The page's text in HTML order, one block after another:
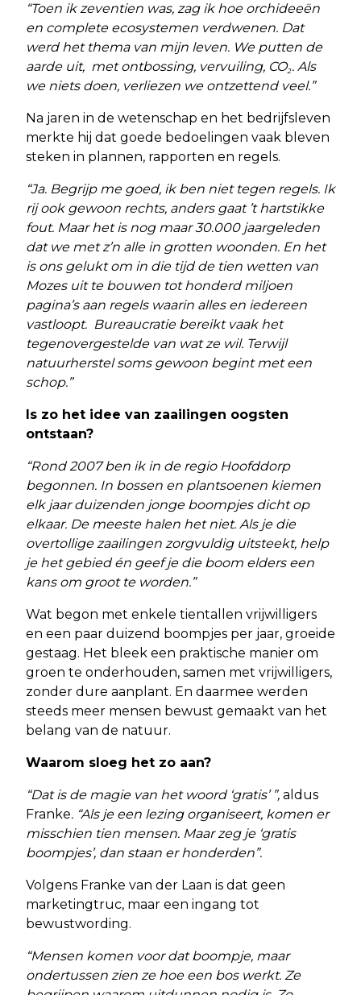
“Toen ik zeventien was, zag ik hoe orchideeën
en complete ecosystemen verdwenen. Dat
werd het thema van mijn leven. We putten de
aarde uit, met ontbossing, vervuiling, CO₂. Als
we niets doen, verliezen we ontzettend veel.”
Na jaren in de wetenschap en het bedrijfsleven
merkte hij dat goede bedoelingen vaak bleven
steken in plannen, rapporten en regels.
“Ja. Begrijp me goed, ik ben niet tegen regels. Ik
rij ook gewoon rechts, anders gaat ’t hartstikke
fout. Maar het is nog maar 30.000 jaargeleden
dat we met z’n alle in grotten woonden. En het
is ons gelukt om in die tijd de tien wetten van
Mozes uit te bouwen tot honderd miljoen
pagina’s aan regels waarin alles en iedereen
vastloopt. Bureaucratie bereikt vaak het
tegenovergestelde van wat ze wil. Terwijl
natuurherstel soms gewoon begint met een
schop.”
Is zo het idee van zaailingen oogsten
ontstaan?
“Rond 2007 ben ik in de regio Hoofddorp
begonnen. In bossen en plantsoenen kiemen
elk jaar duizenden jonge boompjes dicht op
elkaar. De meeste halen het niet. Als je die
overtollige zaailingen zorgvuldig uitsteekt, help
je het gebied én geef je die boom elders een
kans om groot te worden.”
Wat begon met enkele tientallen vrijwilligers
en een paar duizend boompjes per jaar, groeide
gestaag. Het bleek een praktische manier om
groen te onderhouden, samen met vrijwilligers,
zonder dure aanplant. En daarmee werden
steeds meer mensen bewust gemaakt van het
belang van de natuur.
Waarom sloeg het zo aan?
“Dat is de magie van het woord ‘gratis’ ”, aldus
Franke. “Als je een lezing organiseert, komen er
misschien tien mensen. Maar zeg je ‘gratis
boompjes’, dan staan er honderden”.
Volgens Franke van der Laan is dat geen
marketingtruc, maar een ingang tot
bewustwording.
“Mensen komen voor dat boompje, maar
ondertussen zien ze hoe een bos werkt. Ze